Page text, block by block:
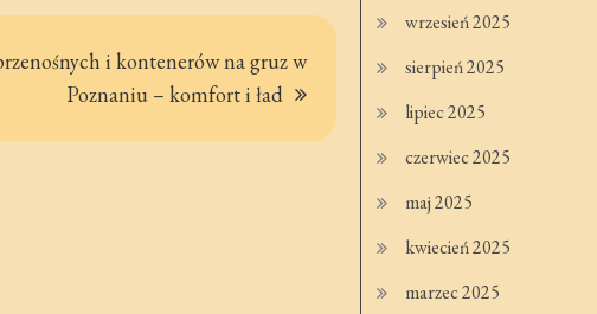
i kontenerów na gruz w
Poznaniu – komfort i ład
wrzesień 2025
sierpień 2025
lipiec 2025
czerwiec 2025
maj 2025
kwiecień 2025
marzec 2025